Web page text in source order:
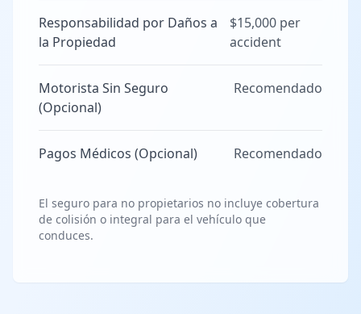
Responsabilidad por Daños a
la Propiedad
$15,000 per
accident
Motorista Sin Seguro
(Opcional)
Recomendado
Pagos Médicos (Opcional) Recomendado
El seguro para no propietarios no incluye cobertura
de colisión o integral para el vehículo que
conduces.